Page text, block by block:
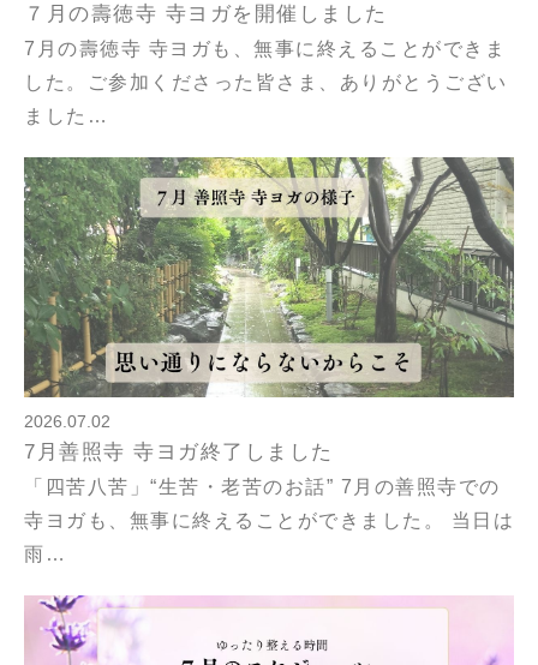
７月の壽徳寺 寺ヨガを開催しました
7月の壽徳寺 寺ヨガも、無事に終えることができま
した。ご参加くださった皆さま、ありがとうござい
ました…
2026.07.02
7月善照寺 寺ヨガ終了しました
「四苦八苦」“生苦・老苦のお話” 7月の善照寺での
寺ヨガも、無事に終えることができました。 当日は
雨…